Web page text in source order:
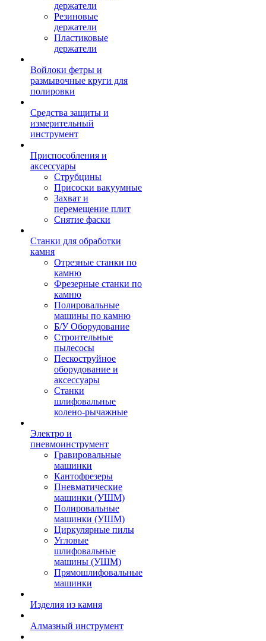
держатели
Резиновые
держатели
Пластиковые
держатели
Войлоки фетры и
размывочные круги для
полировки
Средства защиты и
измерительный
инструмент
Приспособления и
аксессуары
Струбцины
Присоски вакуумные
Захват и
перемещение плит
Снятие фаски
Станки для обработки
камня
Отрезные станки по
камню
Фрезерные станки по
камню
Полировальные
машины по камню
Б/У Оборудование
Строительные
пылесосы
Пескоструйное
оборудование и
аксессуары
Станки
шлифовальные
колено-рычажные
Электро и
пневмоинструмент
Гравировальные
машинки
Кантофрезеры
Пневматические
машинки (УШМ)
Полировальные
машинки (УШМ)
Циркулярные пилы
Угловые
шлифовальные
машины (УШМ)
Прямошлифовальные
машинки
Изделия из камня
Алмазный инструмент